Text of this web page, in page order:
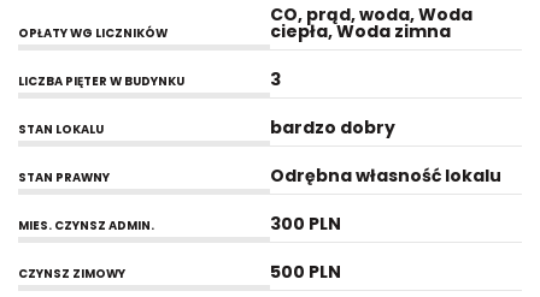
OPŁATY WG LICZNIKÓW
CO, prąd, woda, Woda
ciepła, Woda zimna
LICZBA PIĘTER W BUDYNKU 3
STAN LOKALU bardzo dobry
STAN PRAWNY Odrębna własność lokalu
MIES. CZYNSZ ADMIN. 300 PLN
CZYNSZ ZIMOWY 500 PLN